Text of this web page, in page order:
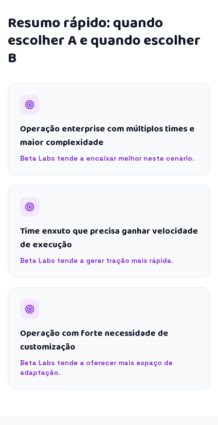
Resumo rápido: quando
escolher A e quando escolher
B
Operação enterprise com múltiplos times e
maior complexidade
Beta Labs tende a encaixar melhor neste cenário.
Time enxuto que precisa ganhar velocidade
de execução
Beta Labs tende a gerar tração mais rápida.
Operação com forte necessidade de
customização
Beta Labs tende a oferecer mais espaço de
adaptação.